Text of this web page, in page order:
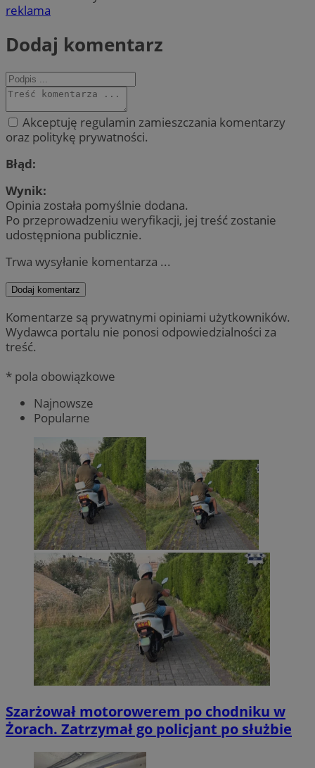
reklama
Dodaj komentarz
Akceptuję regulamin zamieszczania komentarzy
oraz politykę prywatności.
Błąd:
Wynik:
Opinia została pomyślnie dodana.
Po przeprowadzeniu weryfikacji, jej treść zostanie
udostępniona publicznie.
Trwa wysyłanie komentarza ...
Dodaj komentarz
Komentarze są prywatnymi opiniami użytkowników.
Wydawca portalu nie ponosi odpowiedzialności za
treść.
* pola obowiązkowe
Najnowsze
Popularne
Szarżował motorowerem po chodniku w
Żorach. Zatrzymał go policjant po służbie